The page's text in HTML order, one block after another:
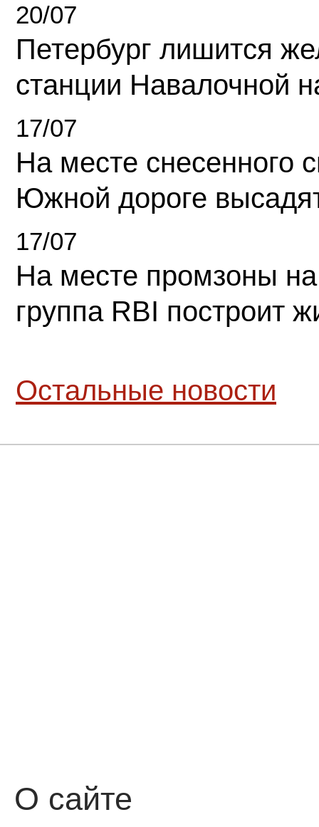
20/07
Петербург лишится
станции Навалочной
17/07
На месте снесенного
Южной дороге
17/07
На месте промзоны
группа RBI построит
Остальные новости
О сайте